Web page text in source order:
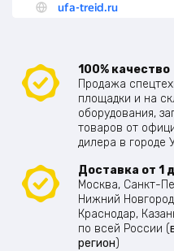
100% качество
Продажа
площадки и на
оборудования,
товаров от
дилера в городе
Доставка от 1
Москва, Санкт-
Нижний
Краснодар,
по всей России (
регион)